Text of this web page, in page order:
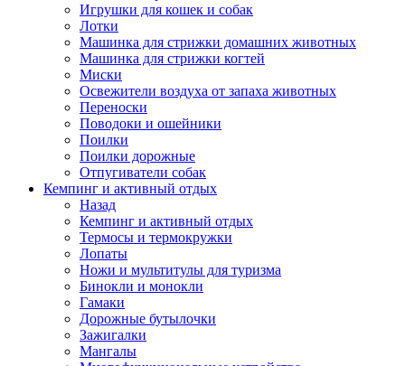
Игрушки для кошек и собак
Лотки
Машинка для стрижки домашних животных
Машинка для стрижки когтей
Миски
Освежители воздуха от запаха животных
Переноски
Поводоки и ошейники
Поилки
Поилки дорожные
Отпугиватели собак
Кемпинг и активный отдых
Назад
Кемпинг и активный отдых
Термосы и термокружки
Лопаты
Ножи и мультитулы для туризма
Бинокли и монокли
Гамаки
Дорожные бутылочки
Зажигалки
Мангалы